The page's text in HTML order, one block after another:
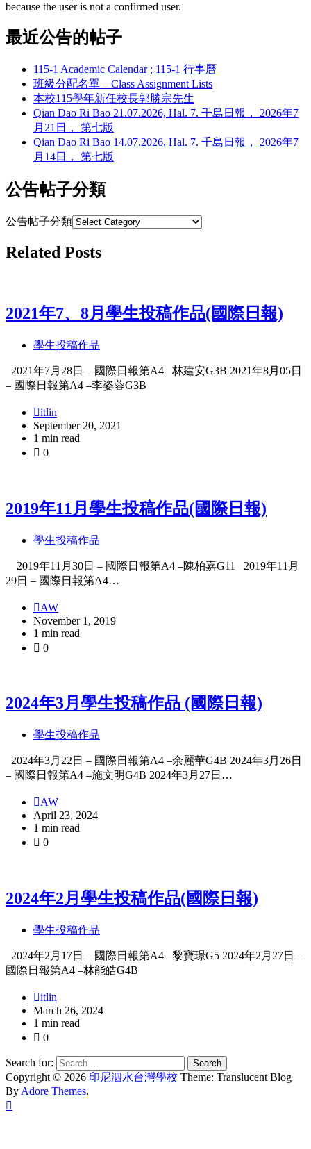
because the user is not a confirmed user.
最近公告的帖子
115-1 Academic Calendar ; 115-1 行事曆
班級分配名單 – Class Assignment Lists
本校115學年新任校長郭勝宗先生
Qian Dao Ri Bao 21.07.2026, Hal. 7. 千島日報， 2026年7
月21日， 第七版
Qian Dao Ri Bao 14.07.2026, Hal. 7. 千島日報， 2026年7
月14日， 第七版
公告帖子分類
公告帖子分類
Related Posts
2021年7、8月學生投稿作品(國際日報)
學生投稿作品
2021年7月28日 – 國際日報第A4 –林建安G3B 2021年8月05日
– 國際日報第A4 –李姿蓉G3B
itlin
September 20, 2021
1 min read
0
2019年11月學生投稿作品(國際日報)
學生投稿作品
2019年11月30日 – 國際日報第A4 –陳柏嘉G11 2019年11月
29日 – 國際日報第A4…
AW
November 1, 2019
1 min read
0
2024年3月學生投稿作品 (國際日報)
學生投稿作品
2024年3月22日 – 國際日報第A4 –余麗華G4B 2024年3月26日
– 國際日報第A4 –施文明G4B 2024年3月27日…
AW
April 23, 2024
1 min read
0
2024年2月學生投稿作品(國際日報)
學生投稿作品
2024年2月17日 – 國際日報第A4 –黎寶璟G5 2024年2月27日 –
國際日報第A4 –林能皓G4B
itlin
March 26, 2024
1 min read
0
Search for:
Copyright © 2026 印尼泗水台灣學校 Theme: Translucent Blog
By Adore Themes.